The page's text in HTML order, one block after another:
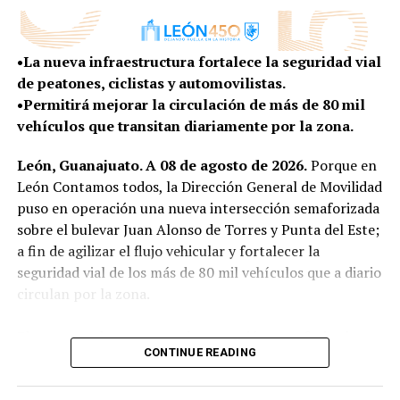
rural.
Con más obras, vivienda y programas construidos de la
mano de sus habitantes, el Gobierno Municipal
mantiene la cercanía con las comunidades rurales para
escuchar sus necesidades y convertirlas en resultados
cambia con enorme rapidez, esa tarea exige abrir nuevas
conversaciones, escuchar nuevas voces y entender las
tendencias que ya están transformando la manera en
que vivimos, trabajamos, nos movemos y convivimos”,
expresó.
proceso permitirá que León llegue a su 450 aniversario
no solo para celebrar su historia, sino también para
imaginar y construir la ciudad que quiere ser en las
próximas décadas, con una visión compartida entre los
distintos sectores de la sociedad.
“Porque una ciudad con 450 años de historia
valentía su siguiente etapa”, agregó.
SEIS EJES PARA IMAGINAR EL LEÓN DEL FUTURO
•La nueva infraestructura fortalece la seguridad vial
de peatones, ciclistas y automovilistas.
•Permitirá mejorar la circulación de más de 80 mil
vehículos que transitan diariamente por la zona.
León, Guanajuato. A 08 de agosto de 2026.Porque en
León Contamos todos, la Dirección General de Movilidad
puso en operación una nueva intersección semaforizada
sobre el bulevar Juan Alonso de Torres y Punta del Este;
a fin de agilizar el flujo vehicular y fortalecer la
seguridad vial de los más de 80 mil vehículos que a diario
circulan por la zona.
El proyecto de esta nueva intersección semaforizada no
solo contempló la instalación de dispositivos de control
CONTINUE READING